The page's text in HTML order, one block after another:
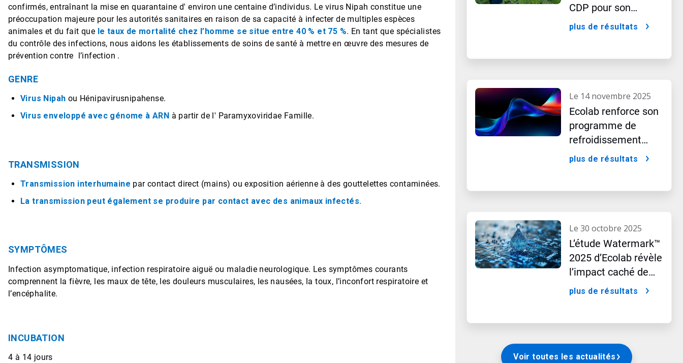
confirmés, entraînant la mise en quarantaine d'environ une centaine d’individus. Le virus Nipah constitue une
préoccupation majeure pour les autorités sanitaires en raison de sa capacité à infecter de multiples espèces
animales et du fait que le taux de mortalité chez l’homme se situe entre 40 % et 75 %. En tant que spécialistes
du contrôle des infections, nous aidons les établissements de soins de santé à mettre en œuvre des mesures de
prévention contre l’infection .
GENRE
Virus Nipah ou Hénipavirusnipahense.
Virus enveloppé avec génome à ARN à partir de l' Paramyxoviridae Famille.
TRANSMISSION
Transmission interhumaine par contact direct (mains) ou exposition aérienne à des gouttelettes contaminées.
La transmission peut également se produire par contact avec des animaux infectés.
SYMPTÔMES
Infection asymptomatique, infection respiratoire aiguë ou maladie neurologique. Les symptômes courants
comprennent la fièvre, les maux de tête, les douleurs musculaires, les nausées, la toux, l’inconfort respiratoire et
l’encéphalite.
INCUBATION
4 à 14 jours
CDP pour son
leadership dans le
plus de résultats
le 14 novembre 2025
Ecolab renforce son
programme de
refroidissement
intégré pour les
plus de résultats
le 30 octobre 2025
L’étude Watermark™
2025 d’Ecolab révèle
l’impact caché de
l’intelligence
plus de résultats
Voir toutes les actualités